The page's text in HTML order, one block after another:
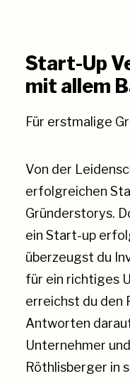
Start-Up
mit allem
Für erstmalige
Von der
erfolgreichen
Gründerstorys.
ein Start-up
überzeugst du
für ein richtiges
erreichst du den
Antworten
Unternehmer
Röthlisberger in